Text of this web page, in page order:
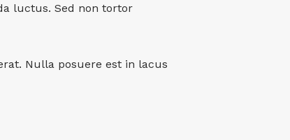
luctus. Sed non tortor
Nulla posuere est in lacus